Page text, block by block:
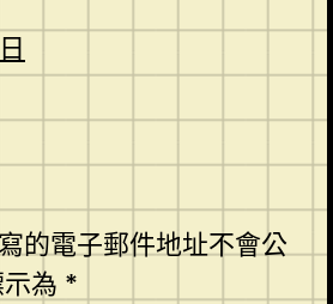
的電子郵件地址不會公
為 *